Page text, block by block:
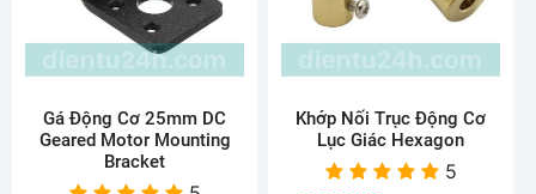
Gá Động Cơ 25mm DC
Geared Motor Mounting
Bracket
Khớp Nối Trục Động Cơ
Lục Giác Hexagon
5